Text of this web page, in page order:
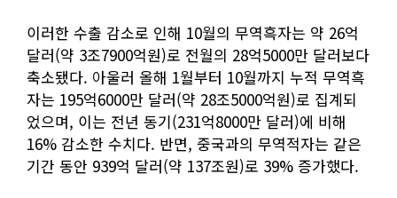
이러한 수출 감소로 인해 10월의 무역흑자는 약 26억
달러(약 3조7900억원)로 전월의 28억5000만 달러보다
축소됐다. 아울러 올해 1월부터 10월까지 누적 무역흑
자는 195억6000만 달러(약 28조5000억원)로 집계되
었으며, 이는 전년 동기(231억8000만 달러)에 비해
16% 감소한 수치다. 반면, 중국과의 무역적자는 같은
기간 동안 939억 달러(약 137조원)로 39% 증가했다.